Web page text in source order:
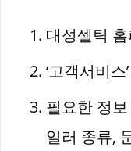
대성셀틱
‘고객서비스
필요한 정
일러 종류,